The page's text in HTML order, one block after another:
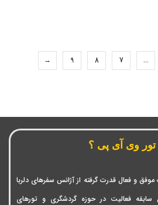
…
7
8
9
→
تور وی آی پی ؟
و فعال قدرت گرفته از آژانس سفرهای دلربا
با نزدیک به 11 سال سابقه فعالیت در حوزه گردشگری و تورهای